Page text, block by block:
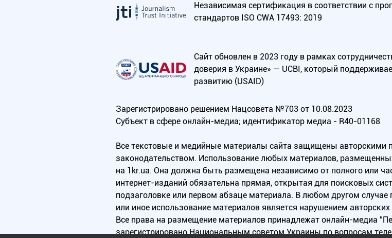
Независимая сертификация в соответствии с
стандартов ISO CWA 17493: 2019
Сайт обновлен в 2023 году в рамках
доверия в Украине» — UCBI, который
развитию (USAID)
Зарегистрировано решением Нацсовета №703 от 10.08.2023
Субъект в сфере онлайн-медиа; идентификатор медиа - R40-01168
Все текстовые и медийные материалы сайта защищены авторскими
законодательством. Использование любых материалов,
на 1kr.ua. Она должна быть размещена независимо от полного или
интернет-изданий обязательна прямая, открытая для поисковых
подзаголовке или первом абзаце материала. В любом другом случае
или иное использование материалов является нарушением
Все права на размещение материалов принадлежат онлайн-медиа
зарегистрировано Национальным советом Украины по вопросам